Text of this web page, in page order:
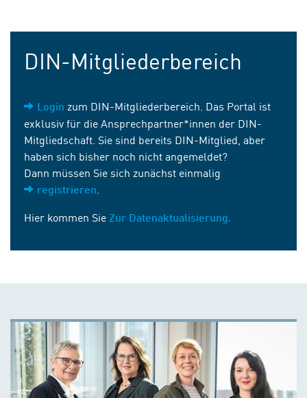
DIN-Mitgliederbereich
Login zum DIN-Mitgliederbereich. Das Portal ist
exklusiv für die Ansprechpartner*innen der DIN-
Mitgliedschaft. Sie sind bereits DIN-Mitglied, aber
haben sich bisher noch nicht angemeldet?
Dann müssen Sie sich zunächst einmalig
registrieren
Hier kommen Sie Zur Datenaktualisierung.